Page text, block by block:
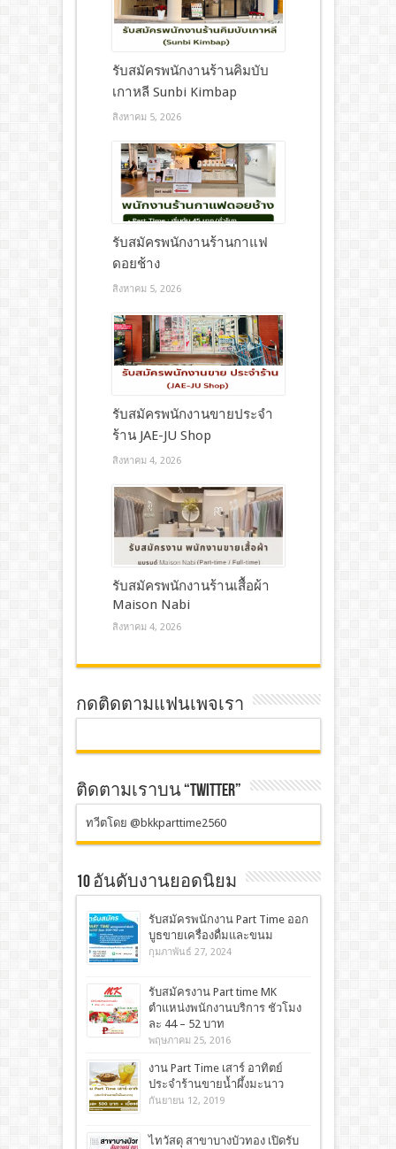
รับสมัครพนักงานร้านคิมบับ
เกาหลี Sunbi Kimbap
สิงหาคม 5, 2026
รับสมัครพนักงานร้านกาแฟ
ดอยช้าง
สิงหาคม 5, 2026
รับสมัครพนักงานขายประจำ
ร้าน JAE-JU Shop
สิงหาคม 4, 2026
รับสมัครพนักงานร้านเสื้อผ้า
Maison Nabi
สิงหาคม 4, 2026
กดติดตามแฟนเพจเรา
ติดตามเราบน “TWITTER”
ทวีตโดย @bkkparttime2560
10 อันดับงานยอดนิยม
รับสมัครพนักงาน Part Time ออก
บูธขายเครื่องดื่มและขนม
กุมภาพันธ์ 27, 2024
รับสมัครงาน Part time MK
ตำแหน่งพนักงานบริการ ชัวโมง
ละ 44 – 52 บาท
พฤษภาคม 25, 2016
งาน Part Time เสาร์ อาทิตย์
ประจำร้านขายน้ำผึ้งมะนาว
กันยายน 12, 2019
ไทวัสดุ สาขาบางบัวทอง เปิดรับ